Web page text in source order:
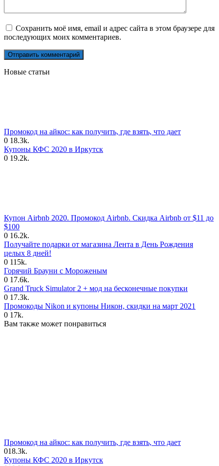
Сохранить моё имя, email и адрес сайта в этом браузере для
последующих моих комментариев.
Новые статьи
Промокод на айкос: как получить, где взять, что дает
0 18.3k.
Купоны КФС 2020 в Иркутск
0 19.2k.
Купон Airbnb 2020. Промокод Airbnb. Скидка Airbnb от $11 до
$100
0 16.2k.
Получайте подарки от магазина Лента в День Рождения
целых 8 дней!
0 115k.
Горячий Брауни с Мороженым
0 17.6k.
Grand Truck Simulator 2 + мод на бесконечные покупки
0 17.3k.
Промокоды Nikon и купоны Никон, скидки на март 2021
0 17k.
Вам также может понравиться
Промокод на айкос: как получить, где взять, что дает
018.3k.
Купоны КФС 2020 в Иркутск